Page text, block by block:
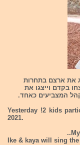
הזכות לייצג את ארצם בתחרות
בקדם וייצגו את
המצביעים כאחד.
Yesterday !2 kids
2021.
Ike & kaya will sing